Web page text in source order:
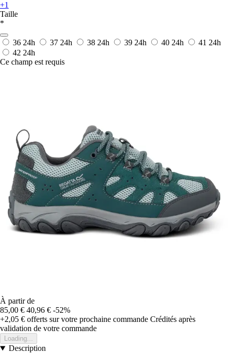
+1
Taille
*
36 24h 37 24h 38 24h 39 24h 40 24h 41 24h
42 24h
Ce champ est requis
À partir de
85,00 € 40,96 € -52%
+2,05 € offerts sur votre prochaine commande Crédités après
validation de votre commande
Loading...
Description